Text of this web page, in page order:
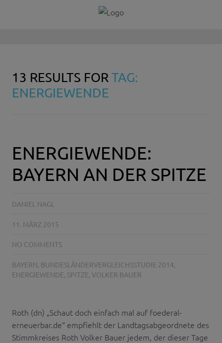
13 RESULTS FORTAG:
ENERGIEWENDE
ENERGIEWENDE:
BAYERN AN DER SPITZE
DANIEL NAGL
11. MÄRZ 2015
NO COMMENTS
BAYERN, BUNDESLÄNDERVERGLEICHSSTUDIE 2014,
ENERGIEWENDE, SPITZE, VOLKER BAUER
Roth (dn) „Schaut doch einfach mal auf foederal-
erneuerbar.de“ empfiehlt der Landtagsabgeordnete des
Stimmkreises Roth Volker Bauer jedem, der dieser Tage